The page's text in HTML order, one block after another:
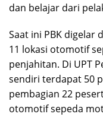
dan belajar dari
Saat ini PBK digelar
11 lokasi otomotif
penjahitan. Di UPT
sendiri terdapat 50
pembagian 22
otomotif sepeda